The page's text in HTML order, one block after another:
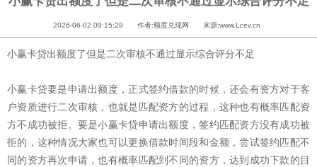
2026-06-02 09:15:29 作者:额度兑现网 来源:www.Lcev.cn
小赢卡贷出额度了但是二次审核不通过显示综合评分不足
小赢卡贷要是申请出额度，正式签约借款的时候，还会有资方对于客
户资质进行二次审核，也就是匹配资方的过程，这种也有概率匹配资
方不成功被拒。要是小赢卡贷申请出额度，签约匹配资方没有成功被
拒的，这种情况大家也可以更换借款时间段和金额，尝试签约匹配不
同的资方再次申请，也有概率匹配到不同的资方，达到成功下款的目